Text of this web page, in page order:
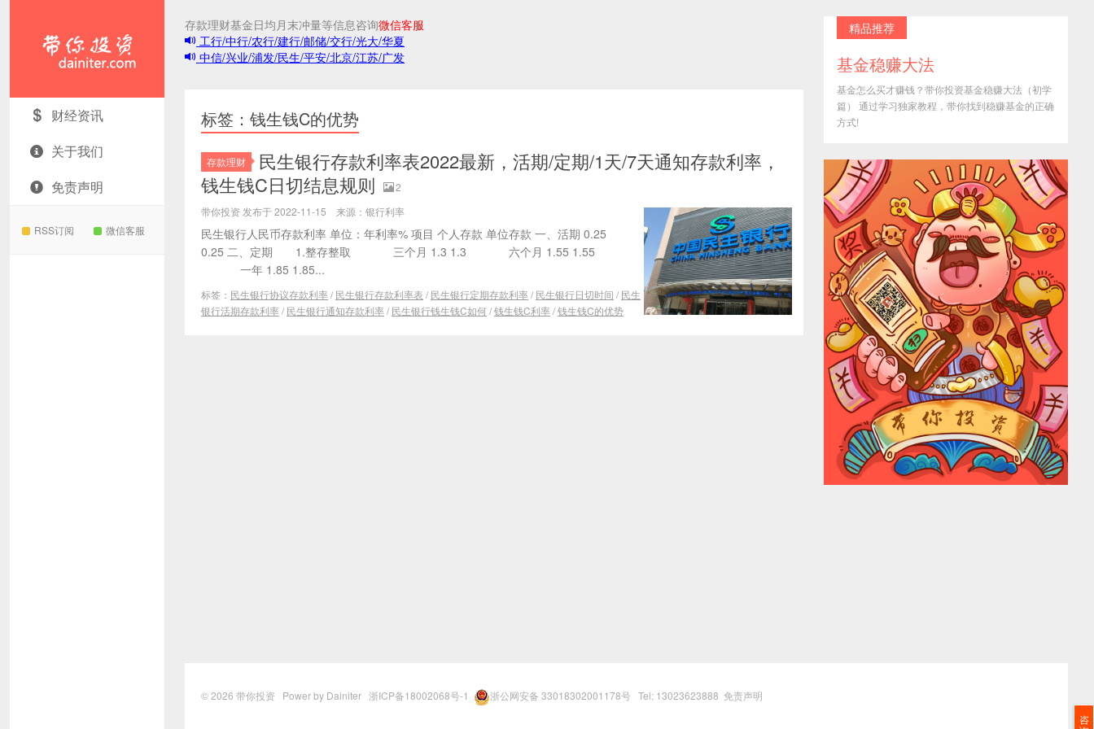
带你投资 财经资讯
关于我们
免责声明
RSS订阅 微信客服
存款理财基金日均月末冲量等信息咨询微信客服
工行/中行/农行/建行/邮储/交行/光大/华夏
中信/兴业/浦发/民生/平安/北京/江苏/广发
咨
标签：钱生钱C的优势
存款理财
民生银行存款利率表2022最新，活期/定期/1天/7天通知存款利率，
钱生钱C日切结息规则
2
带你投资 发布于 2022-11-15 来源：银行利率
民生银行人民币存款利率 单位：年利率% 项目 个人存款 单位存款 一、活期 0.25
0.25 二、定期 1.整存整取 三个月 1.3 1.3 六个月 1.55 1.55
一年 1.85 1.85...
标签： 民生银行协议存款利率/ 民生银行存款利率表 / 民生银行定期存款利率/ 民生银行日切时间 / 民生
银行活期存款利率/ 民生银行通知存款利率/ 民生银行钱生钱C如何/钱生钱C利率/钱生钱C的优势
精品推荐
基金稳赚大法
基金怎么买才赚钱？带你投资基金稳赚大法（初学
篇） 通过学习独家教程，带你找到稳赚基金的正确
方式!
© 2026 带你投资 Power by Dainiter 浙ICP备18002068号-1 浙公网安备 33018302001178号 Tel: 13023623888 免责声明